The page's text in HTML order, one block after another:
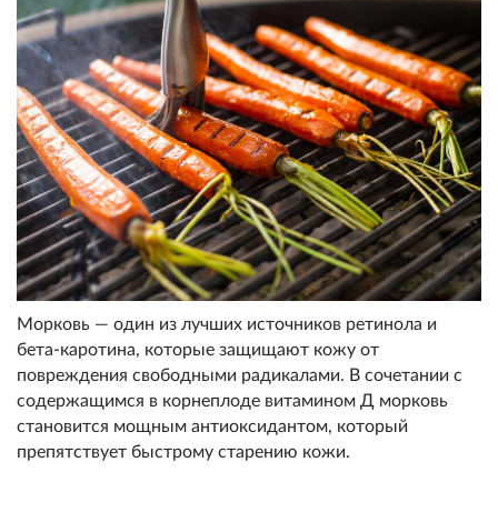
Морковь — один из лучших источников ретинола и
бета-каротина, которые защищают кожу от
повреждения свободными радикалами. В сочетании с
содержащимся в корнеплоде витамином Д морковь
становится мощным антиоксидантом, который
препятствует быстрому старению кожи.